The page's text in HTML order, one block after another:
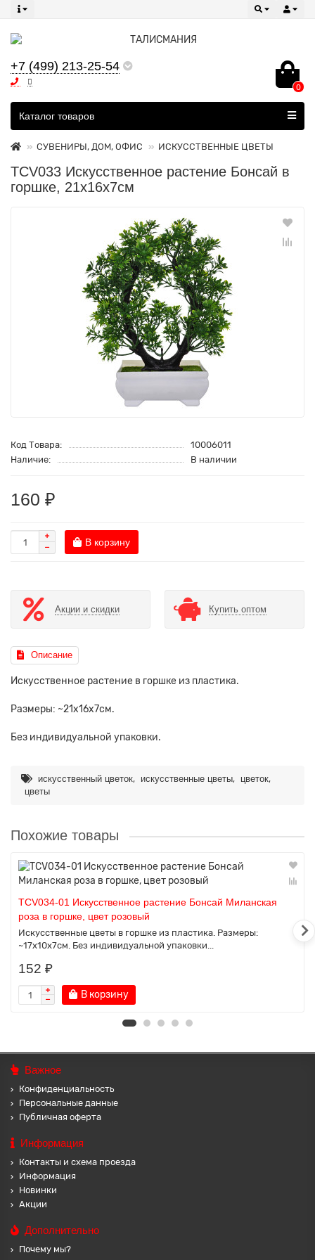
+7 (499) 213-25-54
0
Все категории
Каталог товаров
СУВЕНИРЫ, ДОМ, ОФИС ИСКУССТВЕННЫЕ ЦВЕТЫ
TCV033 Искусственное растение Бонсай в
горшке, 21х16х7см
Код Товара:
10006011
Наличие:
В наличии
160 ₽
В корзину
Акции и скидки Купить оптом
Описание
Искусственное растение в горшке из пластика.
Размеры: ~21х16х7см.
Без индивидуальной упаковки.
искусственный цветок, искусственные цветы, цветок,
цветы
Похожие товары
TCV034-01 Искусственное растение Бонсай Миланская
роза в горшке, цвет розовый
Искусственные цветы в горшке из пластика. Размеры:
~17х10х7см. Без индивидуальной упаковки...
152 ₽
В корзину
Важное
Конфиденциальность
Персональные данные
Публичная оферта
Информация
Контакты и схема проезда
Информация
Новинки
Акции
Дополнительно
Почему мы?